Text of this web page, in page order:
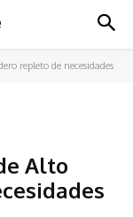
repleto de necesidades
Alto